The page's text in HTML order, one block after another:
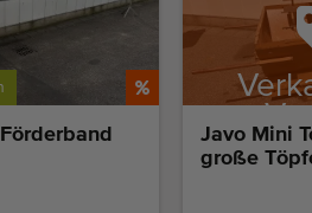
Javo Mini
große